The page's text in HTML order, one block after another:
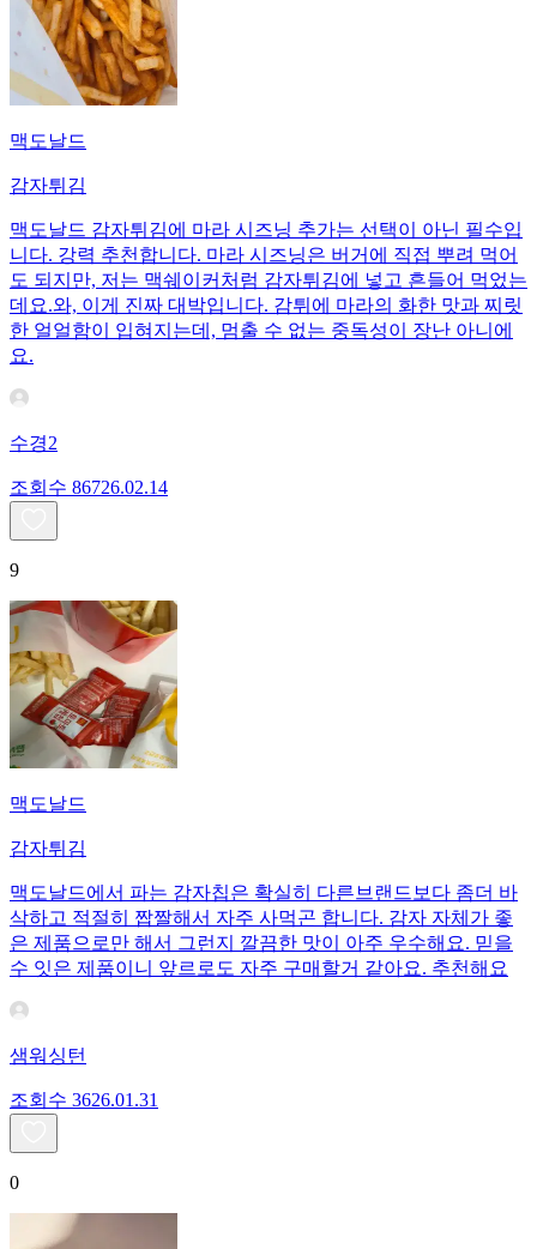
맥도날드
감자튀김
맥도날드 감자튀김에 마라 시즈닝 추가는 선택이 아닌 필수입
니다. 강력 추천합니다. 마라 시즈닝은 버거에 직접 뿌려 먹어
도 되지만, 저는 맥쉐이커처럼 감자튀김에 넣고 흔들어 먹었는
데요. ​와, 이게 진짜 대박입니다. 감튀에 마라의 화한 맛과 찌릿
한 얼얼함이 입혀지는데, 멈출 수 없는 중독성이 장난 아니에
요.
수경2
조회수 86726.02.14
9
맥도날드
감자튀김
맥도날드에서 파는 감자칩은 확실히 다른브랜드보다 좀더 바
삭하고 적절히 짭짤해서 자주 사먹곤 합니다. 감자 자체가 좋
은 제품으로만 해서 그런지 깔끔한 맛이 아주 우수해요. 믿을
수 잇은 제품이니 앞르로도 자주 구매할거 같아요. 추천해요
샘워싱턴
조회수 3626.01.31
0